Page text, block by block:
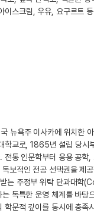
이스크림, 우유, 요구르트
욕주 이사카에 위치한 아
학교로, 1865년 설립 당시
전통 인문학부터 응용 공학
보적인 전공 선택권을 제
받는 주정부 위탁 단과대
독특한 운영 체계를 바탕
학문적 깊이를 동시에 충족